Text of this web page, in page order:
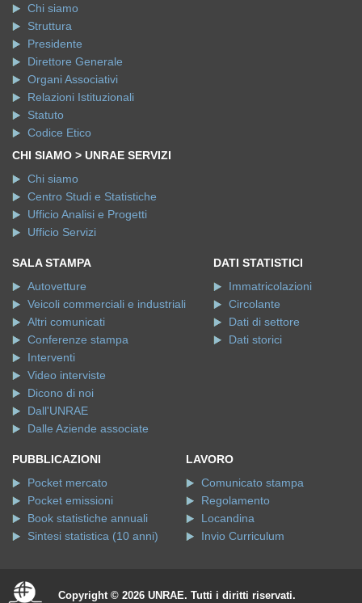
Chi siamo
Struttura
Presidente
Direttore Generale
Organi Associativi
Relazioni Istituzionali
Statuto
Codice Etico
CHI SIAMO > UNRAE SERVIZI
Chi siamo
Centro Studi e Statistiche
Ufficio Analisi e Progetti
Ufficio Servizi
SALA STAMPA
Autovetture
Veicoli commerciali e industriali
Altri comunicati
Conferenze stampa
Interventi
Video interviste
Dicono di noi
Dall'UNRAE
Dalle Aziende associate
DATI STATISTICI
Immatricolazioni
Circolante
Dati di settore
Dati storici
PUBBLICAZIONI
Pocket mercato
Pocket emissioni
Book statistiche annuali
Sintesi statistica (10 anni)
LAVORO
Comunicato stampa
Regolamento
Locandina
Invio Curriculum
Copyright © 2026 UNRAE. Tutti i diritti riservati.